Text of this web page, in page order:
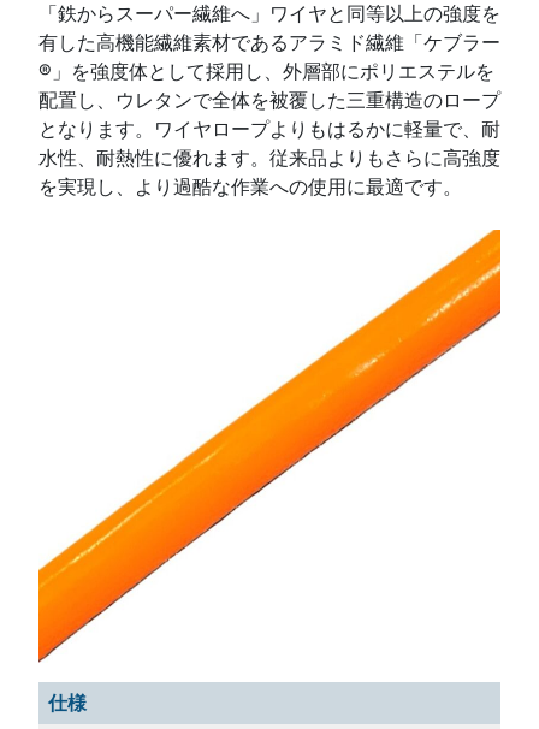
「鉄からスーパー繊維へ」ワイヤと同等以上の強度を
有した高機能繊維素材であるアラミド繊維「ケブラー
®」を強度体として採用し、外層部にポリエステルを
配置し、ウレタンで全体を被覆した三重構造のロープ
となります。ワイヤロープよりもはるかに軽量で、耐
水性、耐熱性に優れます。従来品よりもさらに高強度
を実現し、より過酷な作業への使用に最適です。
仕様